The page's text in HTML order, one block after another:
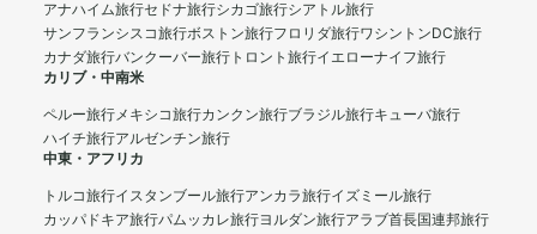
アナハイム旅行セドナ旅行シカゴ旅行シアトル旅行
サンフランシスコ旅行ボストン旅行フロリダ旅行ワシントンDC旅行
カナダ旅行バンクーバー旅行 トロント旅行イエローナイフ旅行
カリブ・中南米
ペルー旅行メキシコ旅行カンクン旅行ブラジル旅行キューバ旅行
ハイチ旅行アルゼンチン旅行
中東・アフリカ
トルコ旅行イスタンブール旅行アンカラ旅行イズミール旅行
カッパドキア旅行パムッカレ旅行ヨルダン旅行アラブ首長国連邦旅行